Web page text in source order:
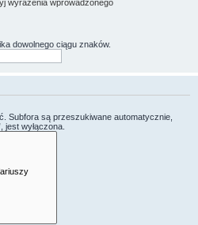
wyrażenia wprowadzonego
dowolnego ciągu znaków.
Subfora są przeszukiwane automatycznie,
wyłączona.